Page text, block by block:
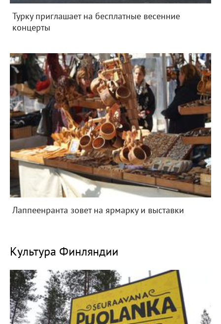
Турку приглашает на бесплатные весенние
концерты
Лаппеенранта зовет на ярмарку и выставки
Культура Финляндии